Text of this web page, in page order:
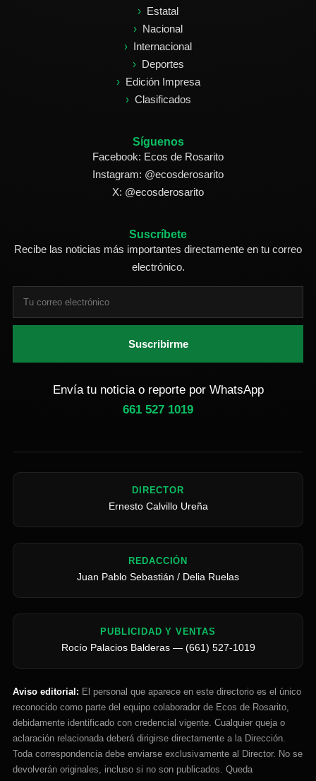
Estatal
Nacional
Internacional
Deportes
Edición Impresa
Clasificados
Síguenos
Facebook: Ecos de Rosarito
Instagram: @ecosderosarito
X: @ecosderosarito
Suscríbete
Recibe las noticias más importantes directamente en tu correo
electrónico.
Suscribirme
Envía tu noticia o reporte por WhatsApp
661 527 1019
DIRECTOR
Ernesto Calvillo Ureña
REDACCIÓN
Juan Pablo Sebastián / Delia Ruelas
PUBLICIDAD Y VENTAS
Rocío Palacios Balderas — (661) 527-1019
Aviso editorial: El personal que aparece en este directorio es el único
reconocido como parte del equipo colaborador de Ecos de Rosarito,
debidamente identificado con credencial vigente. Cualquier queja o
aclaración relacionada deberá dirigirse directamente a la Dirección.
Toda correspondencia debe enviarse exclusivamente al Director. No se
devolverán originales, incluso si no son publicados. Queda